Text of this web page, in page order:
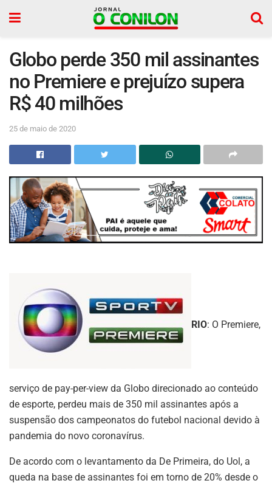
Globo perde 350 mil assinantes
no Premiere e prejuízo supera
R$ 40 milhões
25 de maio de 2020
RIO: O Premiere,
serviço de pay-per-view da Globo direcionado ao conteúdo
de esporte, perdeu mais de 350 mil assinantes após a
suspensão dos campeonatos do futebol nacional devido à
pandemia do novo coronavírus.
De acordo com o levantamento da De Primeira, do Uol, a
queda na base de assinantes foi em torno de 20% desde o